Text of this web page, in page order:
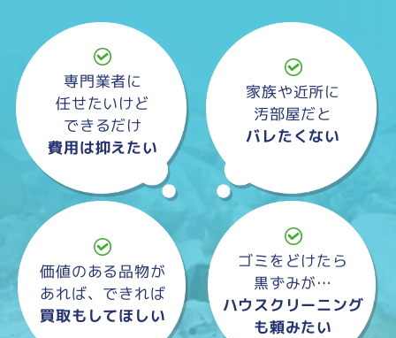
専門業者に
任せたいけど
できるだけ
費用は抑えたい
家族や近所に
汚部屋だと
バレたくない
価値のある品物が
あれば、できれば
買取もしてほしい
ゴミをどけたら
黒ずみが…
ハウスクリーニング
も頼みたい